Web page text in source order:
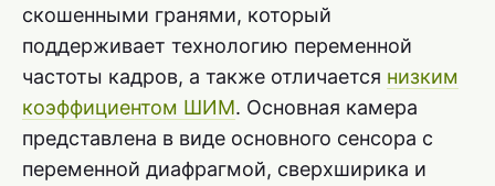
скошенными гранями, который
поддерживает технологию переменной
частоты кадров, а также отличается низким
коэффициентом ШИМ. Основная камера
представлена в виде основного сенсора с
переменной диафрагмой, сверхширика и